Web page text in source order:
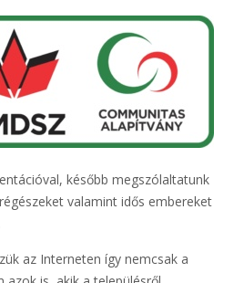
később megszólaltatunk
valamint idős embereket
az Interneten így nemcsak a